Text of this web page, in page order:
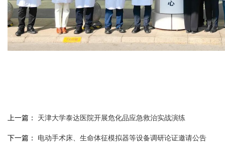
上一篇： 天津大学泰达医院开展危化品应急救治实战演练
下一篇： 电动手术床、生命体征模拟器等设备调研论证邀请公告